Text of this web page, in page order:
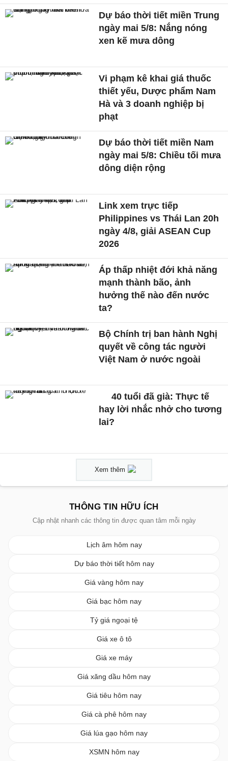
Dự báo thời tiết miền Trung
ngày mai 5/8: Nắng nóng
xen kẽ mưa dông
Vi phạm kê khai giá thuốc
thiết yếu, Dược phẩm Nam
Hà và 3 doanh nghiệp bị
phạt
Dự báo thời tiết miền Nam
ngày mai 5/8: Chiều tối mưa
dông diện rộng
Link xem trực tiếp
Philippines vs Thái Lan 20h
ngày 4/8, giải ASEAN Cup
2026
Áp thấp nhiệt đới khả năng
mạnh thành bão, ảnh
hưởng thế nào đến nước
ta?
Bộ Chính trị ban hành Nghị
quyết về công tác người
Việt Nam ở nước ngoài
40 tuổi đã già: Thực tế
hay lời nhắc nhở cho tương
lai?
Xem thêm
THÔNG TIN HỮU ÍCH
Cập nhật nhanh các thông tin được quan tâm mỗi ngày
Lịch âm hôm nay
Dự báo thời tiết hôm nay
Giá vàng hôm nay
Giá bạc hôm nay
Tỷ giá ngoại tệ
Giá xe ô tô
Giá xe máy
Giá xăng dầu hôm nay
Giá tiêu hôm nay
Giá cà phê hôm nay
Giá lúa gạo hôm nay
XSMN hôm nay